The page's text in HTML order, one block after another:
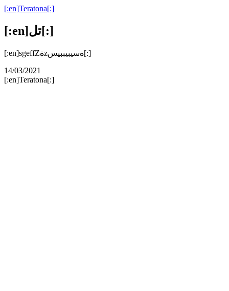
[:en]Teratona[:]
[:en]تل[:]
[:en]sgeffZةzةسیبیببیس[:]
14/03/2021
[:en]Teratona[:]